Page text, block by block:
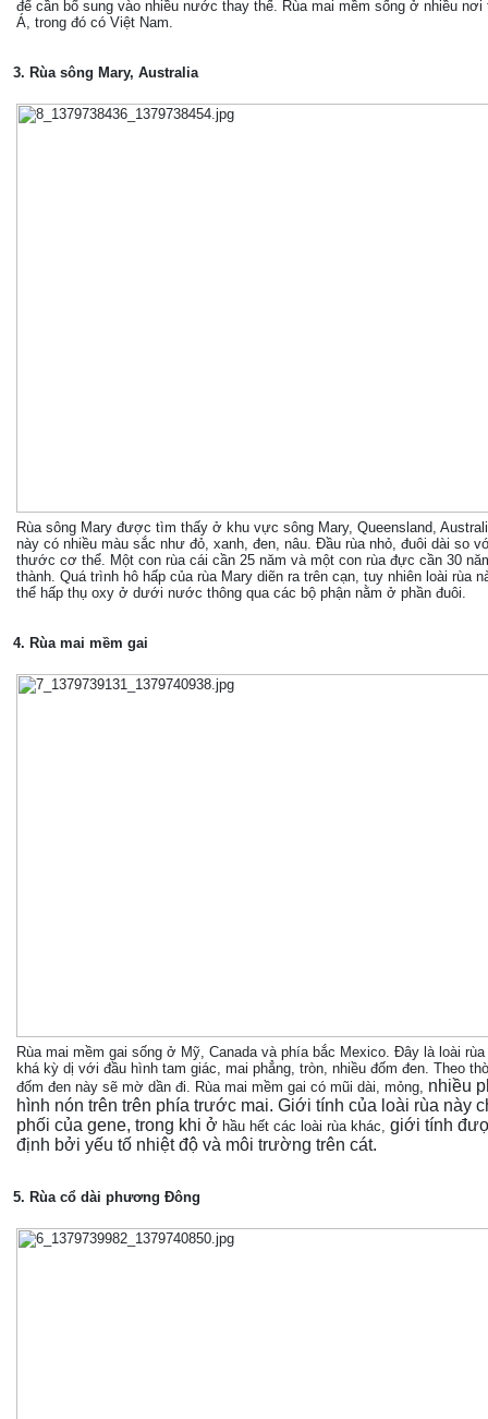
để cần bổ sung vào nhiều nước thay thế. Rùa mai mềm sống ở nhiều nơi
Á, trong đó có Việt Nam.
3. Rùa sông Mary, Australia
Rùa sông Mary được tìm thấy ở khu vực sông Mary, Queensland,
này có nhiều màu sắc như đỏ, xanh, đen, nâu. Đầu rùa nhỏ, đuôi dài so
thước cơ thể. Một con rùa cái cần 25 năm và một con rùa đực cần 30
thành. Quá trình hô hấp của rùa Mary diẽn ra trên cạn, tuy nhiên loài rùa
thể hấp thụ oxy ở dưới nước thông qua các bộ phận nằm ở phần đuôi.
4. Rùa mai mềm gai
Rùa mai mềm gai sống ở Mỹ, Canada và phía bắc Mexico. Đây là loài
khá kỳ dị với đầu hình tam giác, mai phẳng, tròn, nhiều đốm đen. Theo
đốm đen này sẽ mờ dần đi. Rùa mai mềm gai có mũi dài, mỏng, nhiều
hình nón trên trên phía trước mai. Giới tính của loài rùa này
phối của gene, trong khi ở hầu hết các loài rùa khác, giới tính
định bởi yếu tố nhiệt độ và môi trường trên cát.
5. Rùa cổ dài phương Đông